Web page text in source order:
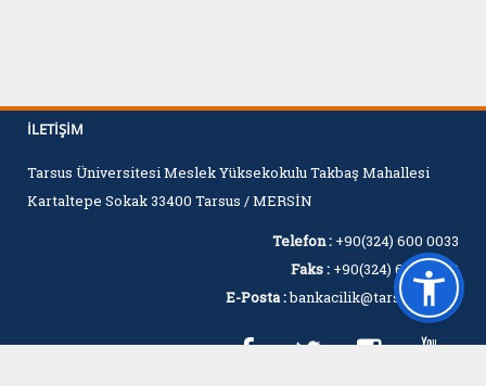
İLETIŞIM
Tarsus Üniversitesi Meslek Yüksekokulu Takbaş Mahallesi
Kartaltepe Sokak 33400 Tarsus / MERSİN
Telefon : +90(324) 600 0033
Faks : +90(324) 600 0060
E-Posta :bankacilik@tarsus.edu.tr